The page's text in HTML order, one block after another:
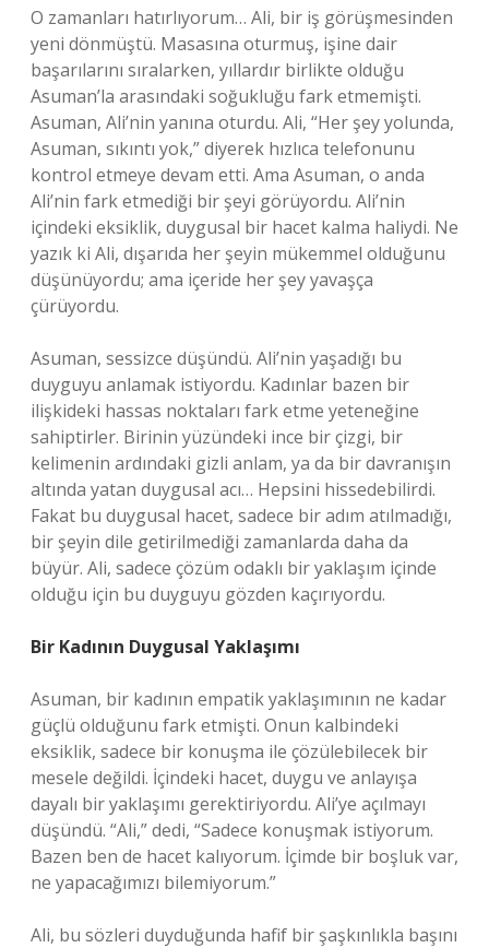
O zamanları hatırlıyorum… Ali, bir iş görüşmesinden
yeni dönmüştü. Masasına oturmuş, işine dair
başarılarını sıralarken, yıllardır birlikte olduğu
Asuman’la arasındaki soğukluğu fark etmemişti.
Asuman, Ali’nin yanına oturdu. Ali, “Her şey yolunda,
Asuman, sıkıntı yok,” diyerek hızlıca telefonunu
kontrol etmeye devam etti. Ama Asuman, o anda
Ali’nin fark etmediği bir şeyi görüyordu. Ali’nin
içindeki eksiklik, duygusal bir hacet kalma haliydi. Ne
yazık ki Ali, dışarıda her şeyin mükemmel olduğunu
düşünüyordu; ama içeride her şey yavaşça
çürüyordu.
Asuman, sessizce düşündü. Ali’nin yaşadığı bu
duyguyu anlamak istiyordu. Kadınlar bazen bir
ilişkideki hassas noktaları fark etme yeteneğine
sahiptirler. Birinin yüzündeki ince bir çizgi, bir
kelimenin ardındaki gizli anlam, ya da bir davranışın
altında yatan duygusal acı… Hepsini hissedebilirdi.
Fakat bu duygusal hacet, sadece bir adım atılmadığı,
bir şeyin dile getirilmediği zamanlarda daha da
büyür. Ali, sadece çözüm odaklı bir yaklaşım içinde
olduğu için bu duyguyu gözden kaçırıyordu.
Bir Kadının Duygusal Yaklaşımı
Asuman, bir kadının empatik yaklaşımının ne kadar
güçlü olduğunu fark etmişti. Onun kalbindeki
eksiklik, sadece bir konuşma ile çözülebilecek bir
mesele değildi. İçindeki hacet, duygu ve anlayışa
dayalı bir yaklaşımı gerektiriyordu. Ali’ye açılmayı
düşündü. “Ali,” dedi, “Sadece konuşmak istiyorum.
Bazen ben de hacet kalıyorum. İçimde bir boşluk var,
ne yapacağımızı bilemiyorum.”
Ali, bu sözleri duyduğunda hafif bir şaşkınlıkla başını